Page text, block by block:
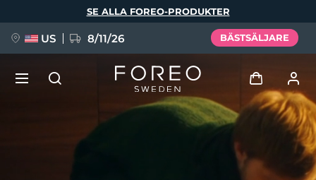
SE ALLA FOREO-PRODUKTER
US 8/11/26 BÄSTSÄLJARE
Logga in
Användarprofil